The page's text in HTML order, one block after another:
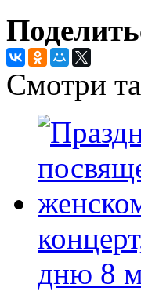
Смотри
дню 8